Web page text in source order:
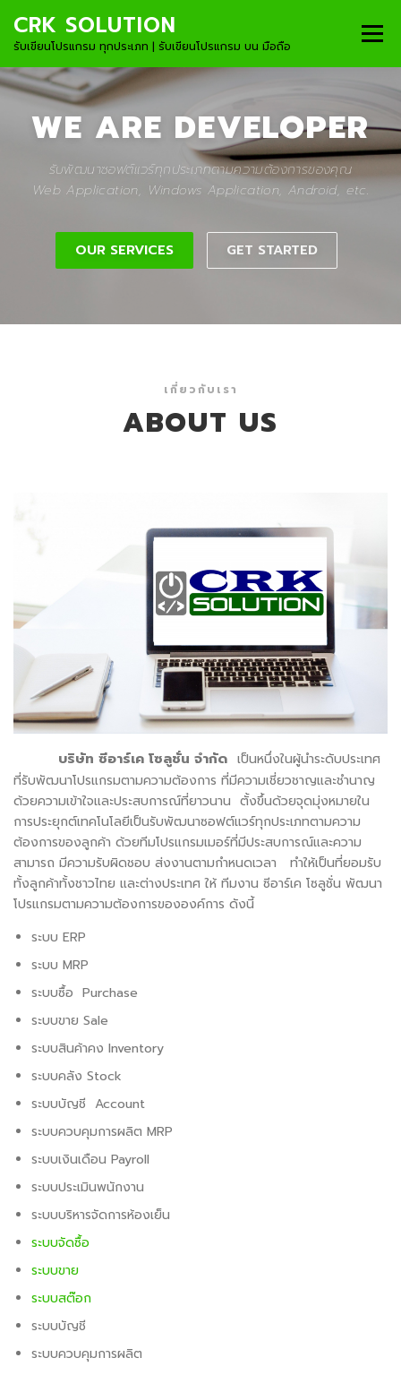
CRK SOLUTION
รับเขียนโปรแกรม ทุกประเภท | รับเขียนโปรแกรม บน มือถือ
Menu
HOME DEVELOPMENT
PROCESS PROFILE PAYMENT
CONTACT US
WE ARE DEVELOPER
รับพัฒนาซอฟต์แวร์ทุกประเภทตามความต้องการของคุณ
Web Application, Windows Application, Android, etc.
OUR SERVICES GET STARTED
เกี่ยวกับเรา
ABOUT US
บริษัท ซีอาร์เค โซลูชั่น จำกัด เป็นหนึ่งในผู้นำระดับประเทศ
ที่รับพัฒนาโปรแกรมตามความต้องการ ที่มีความเชี่ยวชาญและชำนาญ
ด้วยความเข้าใจและประสบการณ์ที่ยาวนาน ตั้งขึ้นด้วยจุดมุ่งหมายใน
การประยุกต์เทคโนโลยีเป็นรับพัฒนาซอฟต์แวร์ทุกประเภทตามความ
ต้องการของลูกค้า ด้วยทีมโปรแกรมเมอร์ที่มีประสบการณ์และความ
สามารถ มีความรับผิดชอบ ส่งงานตามกำหนดเวลา ทำให้เป็นที่ยอมรับ
ทั้งลูกค้าทั้งชาวไทย และต่างประเทศ ให้ ทีมงาน ซีอาร์เค โซลูชั่น พัฒนา
โปรแกรมตามความต้องการขององค์การ ดังนี้
ระบบ ERP
ระบบ MRP
ระบบซื้อ Purchase
ระบบขาย Sale
ระบบสินค้าคง Inventory
ระบบคลัง Stock
ระบบบัญชี Account
ระบบควบคุมการผลิต MRP
ระบบเงินเดือน Payroll
ระบบประเมินพนักงาน
ระบบบริหารจัดการห้องเย็น
ระบบจัดซื้อ
ระบบขาย
ระบบสต๊อก
ระบบบัญชี
ระบบควบคุมการผลิต